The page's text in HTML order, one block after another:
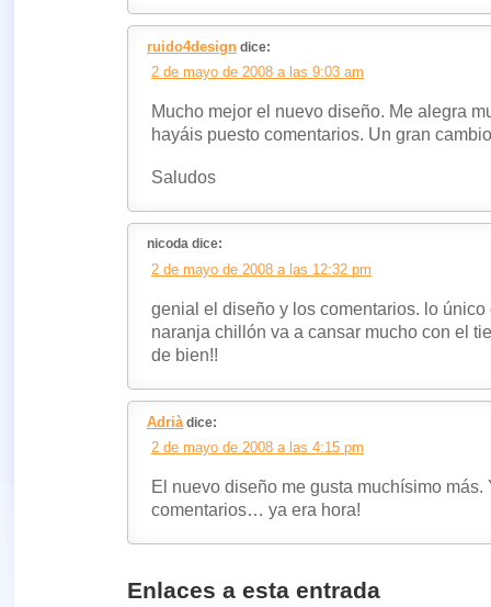
ruido4design dice:
2 de mayo de 2008 a las 9:03 am
Mucho mejor el nuevo diseño. Me alegra
hayáis puesto comentarios. Un gran
Saludos
nicoda dice:
2 de mayo de 2008 a las 12:32 pm
genial el diseño y los comentarios. lo
naranja chillón va a cansar mucho con el
de bien!!
Adrià dice:
2 de mayo de 2008 a las 4:15 pm
El nuevo diseño me gusta muchísimo más.
comentarios… ya era hora!
Enlaces a esta entrada